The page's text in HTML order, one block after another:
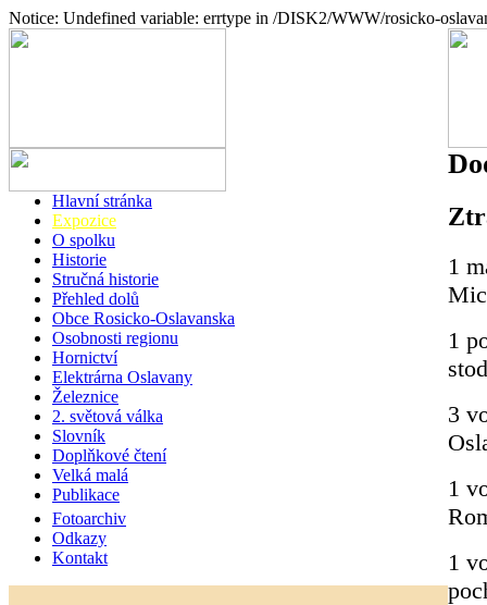
Notice: Undefined variable: errtype in /DISK2/WWW/rosicko-
Hlavní stránka
Expozice
O spolku
Historie
Stručná historie
Přehled dolů
Obce Rosicko-Oslavanska
Osobnosti regionu
Hornictví
Elektrárna Oslavany
Železnice
2. světová válka
Slovník
Doplňkové čtení
Velká malá
Publikace
Fotoarchiv
Odkazy
Kontakt
1
1
3
1
1